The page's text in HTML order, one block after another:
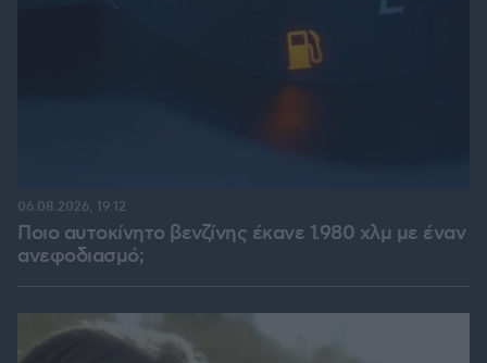
Ποιο αυτοκίνητο βενζίνης έκανε 1.980 χλμ με έναν
ανεφοδιασμό;
06.08.2026, 19:12